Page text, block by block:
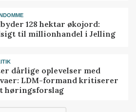
128 hektar økojord:
til millionhandel i Jelling
dårlige oplevelser med
LDM-formand kritiserer
høringsforslag